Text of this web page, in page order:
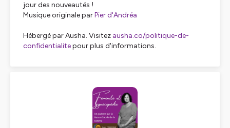
jour des nouveautés !
Musique originale parPier d'Andréa
Hébergé par Ausha. Visitez ausha.co/politique-de-
confidentialitepour plus d'informations.